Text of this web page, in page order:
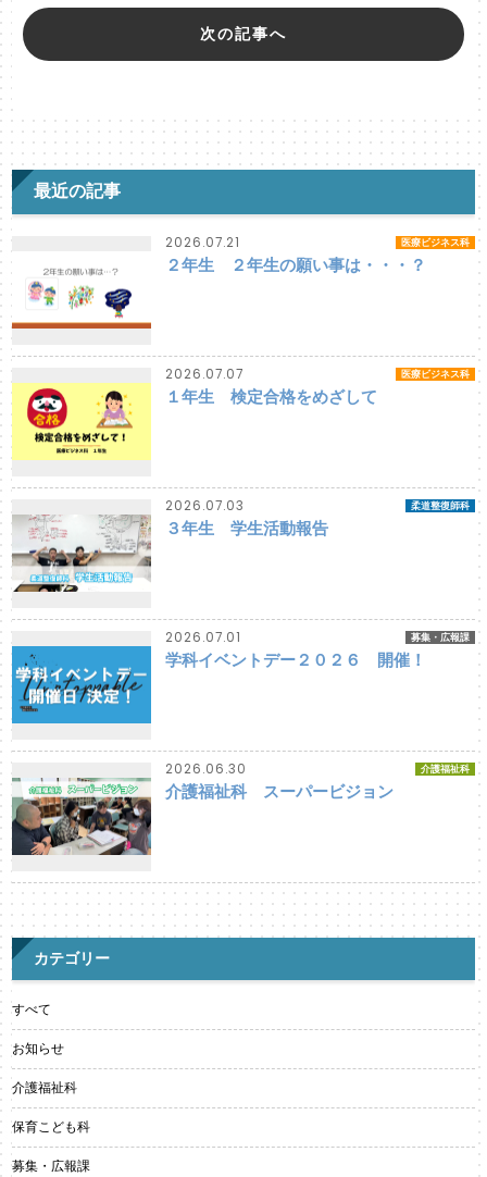
次の記事へ
最近の記事
2026.07.21 医療ビジネス科
２年生 ２年生の願い事は・・・？
2026.07.07 医療ビジネス科
１年生 検定合格をめざして
2026.07.03 柔道整復師科
３年生 学生活動報告
2026.07.01 募集・広報課
学科イベントデー２０２６ 開催！
2026.06.30 介護福祉科
介護福祉科 スーパービジョン
カテゴリー
すべて
お知らせ
介護福祉科
保育こども科
募集・広報課